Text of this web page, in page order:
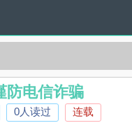
防电信诈骗
0人读过 连载